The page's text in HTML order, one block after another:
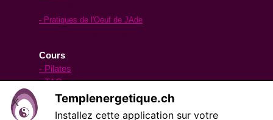
Cours
- Pilates
- TAO yoga
- Oeuf de Jade
- Pratiques de l'Oeuf de JAde
BOUTIQUE
Templenergetique.ch
Installez cette application sur votre
X